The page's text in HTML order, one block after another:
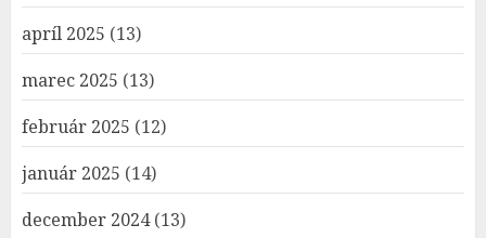
apríl 2025 (13)
marec 2025 (13)
február 2025 (12)
január 2025 (14)
december 2024(13)